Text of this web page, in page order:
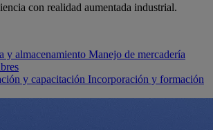
con realidad aumentada industrial.
y almacenamiento Manejo de mercadería
y capacitación Incorporación y formación